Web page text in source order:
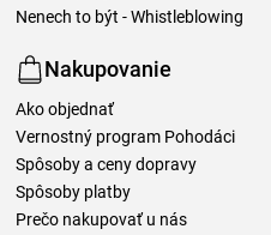
Nenech to být - Whistleblowing
Nakupovanie
Ako objednať
Vernostný program Pohodáci
Spôsoby a ceny dopravy
Spôsoby platby
Prečo nakupovať u nás